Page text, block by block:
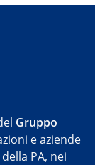
Gruppo
e aziende
PA, nei